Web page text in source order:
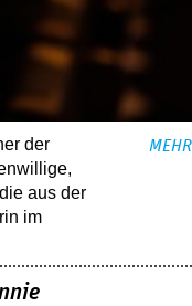
der
aus der
im
MEHR